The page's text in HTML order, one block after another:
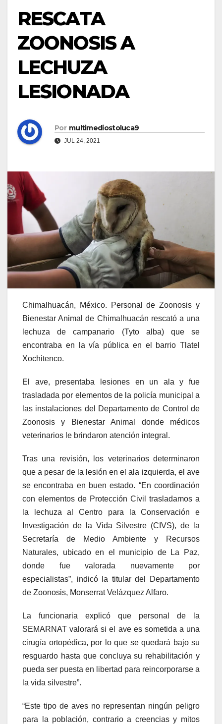
RESCATA
ZOONOSIS A
LECHUZA
LESIONADA
Por multimediostoluca9
JUL 24, 2021
Chimalhuacán, México. Personal de Zoonosis y
Bienestar Animal de Chimalhuacán rescató a una
lechuza de campanario (Tyto alba) que se
encontraba en la vía pública en el barrio Tlatel
Xochitenco.
El ave, presentaba lesiones en un ala y fue
trasladada por elementos de la policía municipal a
las instalaciones del Departamento de Control de
Zoonosis y Bienestar Animal donde médicos
veterinarios le brindaron atención integral.
Tras una revisión, los veterinarios determinaron
que a pesar de la lesión en el ala izquierda, el ave
se encontraba en buen estado. “En coordinación
con elementos de Protección Civil trasladamos a
la lechuza al Centro para la Conservación e
Investigación de la Vida Silvestre (CIVS), de la
Secretaría de Medio Ambiente y Recursos
Naturales, ubicado en el municipio de La Paz,
donde fue valorada nuevamente por
especialistas”, indicó la titular del Departamento
de Zoonosis, Monserrat Velázquez Alfaro.
La funcionaria explicó que personal de la
SEMARNAT valorará si el ave es sometida a una
cirugía ortopédica, por lo que se quedará bajo su
resguardo hasta que concluya su rehabilitación y
pueda ser puesta en libertad para reincorporarse a
la vida silvestre”.
“Este tipo de aves no representan ningún peligro
para la población, contrario a creencias y mitos